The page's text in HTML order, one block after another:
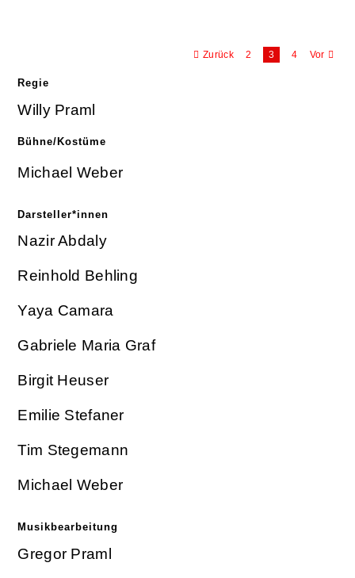
Zurück 2 3 4 Vor
Regie
Willy Praml
Bühne/Kostüme
Michael Weber
Darsteller*innen
Nazir Abdaly
Reinhold Behling
Yaya Camara
Gabriele Maria Graf
Birgit Heuser
Emilie Stefaner
Tim Stegemann
Michael Weber
Musikbearbeitung
Gregor Praml